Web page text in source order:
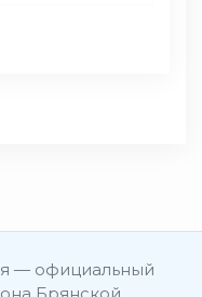
— официальный
Брянской